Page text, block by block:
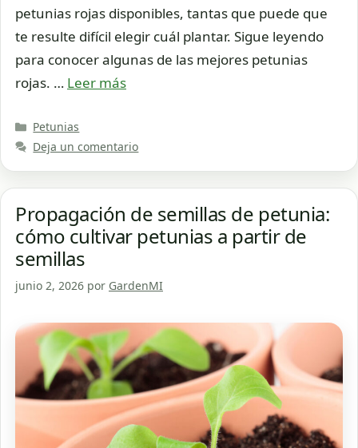
petunias rojas disponibles, tantas que puede que
te resulte difícil elegir cuál plantar. Sigue leyendo
para conocer algunas de las mejores petunias
rojas. … Leer más
Categorías
Petunias
Deja un comentario
Propagación de semillas de petunia:
cómo cultivar petunias a partir de
semillas
junio 2, 2026 por GardenMI